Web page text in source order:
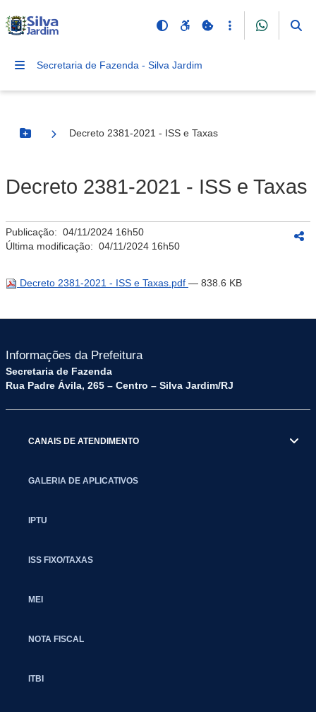
Secretaria de Fazenda - Silva Jardim
Botão Menu
Decreto 2381-2021 - ISS e Taxas
Decreto 2381-2021 - ISS e Taxas
Publicação: 04/11/2024 16h50
Última modificação: 04/11/2024 16h50
Decreto 2381-2021 - ISS e Taxas.pdf — 838.6 KB
Informações da Prefeitura
Secretaria de Fazenda
Rua Padre Ávila, 265 – Centro – Silva Jardim/RJ
CANAIS DE ATENDIMENTO
GALERIA DE APLICATIVOS
IPTU
ISS FIXO/TAXAS
MEI
NOTA FISCAL
ITBI